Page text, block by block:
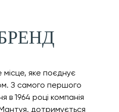
місце, яке поєднує
З самого першого
в 1964 році компанія
дотримується